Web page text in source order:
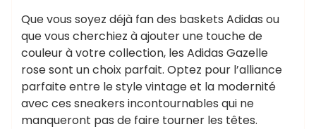
Que vous soyez déjà fan des baskets Adidas ou
que vous cherchiez à ajouter une touche de
couleur à votre collection, les Adidas Gazelle
rose sont un choix parfait. Optez pour l’alliance
parfaite entre le style vintage et la modernité
avec ces sneakers incontournables qui ne
manqueront pas de faire tourner les têtes.